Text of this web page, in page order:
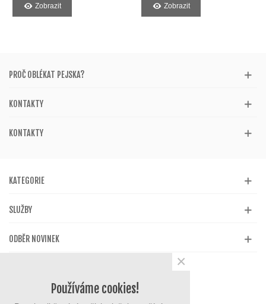
Zobrazit Zobrazit
PROČ OBLÉKAT PEJSKA?
KONTAKTY
KONTAKTY
KATEGORIE
SLUŽBY
ODBĚR NOVINEK
Používáme cookies!
×